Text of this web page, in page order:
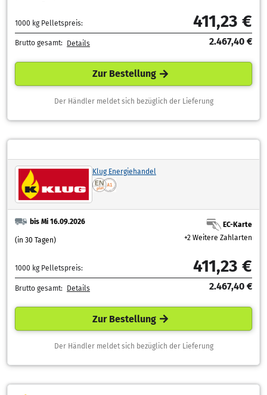
1000 kg Pelletspreis: 411,23 €
Brutto gesamt: Details 2.467,40 €
Zur Bestellung
Der Händler meldet sich bezüglich der Lieferung
Klug Energiehandel
bis Mi 16.09.2026
(in 30 Tagen)
EC-Karte
+2 Weitere Zahlarten
1000 kg Pelletspreis: 411,23 €
Brutto gesamt: Details 2.467,40 €
Zur Bestellung
Der Händler meldet sich bezüglich der Lieferung